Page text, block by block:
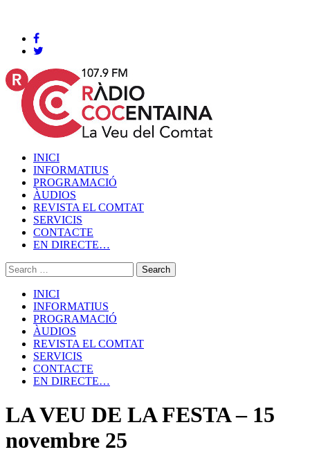
INICI
INFORMATIUS
PROGRAMACIÓ
ÀUDIOS
REVISTA EL COMTAT
SERVICIS
CONTACTE
EN DIRECTE…
INICI
INFORMATIUS
PROGRAMACIÓ
ÀUDIOS
REVISTA EL COMTAT
SERVICIS
CONTACTE
EN DIRECTE…
LA VEU DE LA FESTA – 15
novembre 25